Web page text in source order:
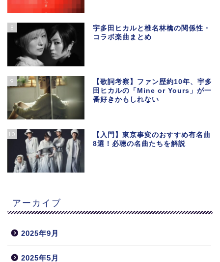
8
宇多田ヒカルと椎名林檎の関係性・
コラボ楽曲まとめ
9
【歌詞考察】ファン歴約10年、宇多
田ヒカルの「Mine or Yours」が一
番好きかもしれない
10
【入門】東京事変のおすすめ有名曲
8選！必聴の名曲たちを解説
アーカイブ
2025年9月
2025年5月